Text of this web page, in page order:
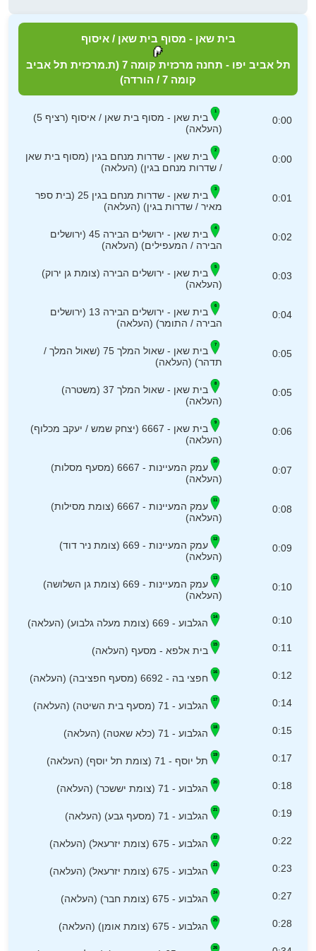
בית שאן - מסוף בית שאן / איסוף
תל אביב יפו - תחנה מרכזית קומה 7 (ת.מרכזית תל אביב
קומה 7 / הורדה)
0:00
בית שאן - מסוף בית שאן / איסוף (רציף 5)
(העלאה)
0:00
בית שאן - שדרות מנחם בגין (מסוף בית שאן
/ שדרות מנחם בגין) (העלאה)
0:01
בית שאן - שדרות מנחם בגין 25 (בית ספר
מאיר / שדרות בגין) (העלאה)
0:02
בית שאן - ירושלים הבירה 45 (ירושלים
הבירה / המעפילים) (העלאה)
0:03
בית שאן - ירושלים הבירה (צומת גן ירוק)
(העלאה)
0:04
בית שאן - ירושלים הבירה 13 (ירושלים
הבירה / התומר) (העלאה)
0:05
בית שאן - שאול המלך 75 (שאול המלך /
תדהר) (העלאה)
0:05
בית שאן - שאול המלך 37 (משטרה)
(העלאה)
0:06
בית שאן - 6667 (יצחק שמש / יעקב מכלוף)
(העלאה)
0:07
עמק המעיינות - 6667 (מסעף מסלות)
(העלאה)
0:08
עמק המעיינות - 6667 (צומת מסילות)
(העלאה)
0:09
עמק המעיינות - 669 (צומת ניר דוד)
(העלאה)
0:10
עמק המעיינות - 669 (צומת גן השלושה)
(העלאה)
0:10 הגלבוע - 669 (צומת מעלה גלבוע) (העלאה)
0:11 בית אלפא - מסעף (העלאה)
0:12 חפצי בה - 6692 (מסעף חפציבה) (העלאה)
0:14 הגלבוע - 71 (מסעף בית השיטה) (העלאה)
0:15 הגלבוע - 71 (כלא שאטה) (העלאה)
0:17 תל יוסף - 71 (צומת תל יוסף) (העלאה)
0:18 הגלבוע - 71 (צומת יששכר) (העלאה)
0:19 הגלבוע - 71 (מסעף גבע) (העלאה)
0:22 הגלבוע - 675 (צומת יזרעאל) (העלאה)
0:23 הגלבוע - 675 (צומת יזרעאל) (העלאה)
0:27 הגלבוע - 675 (צומת חבר) (העלאה)
0:28 הגלבוע - 675 (צומת אומן) (העלאה)